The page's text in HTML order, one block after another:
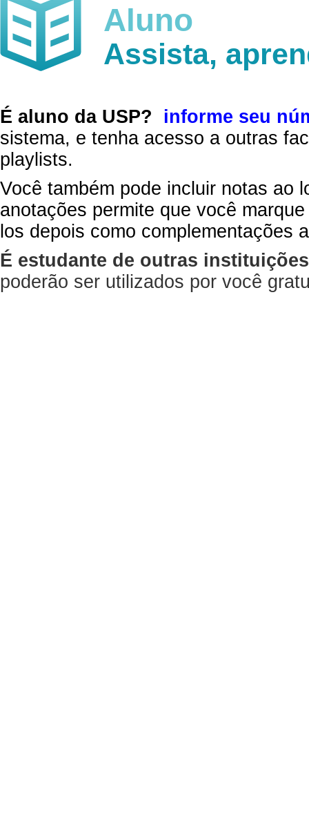
Aluno
Assista,
É aluno da USP?
informe seu
sistema, e tenha acesso a outras
playlists.
Você também pode incluir notas ao
anotações permite que você
los depois como complementações
É estudante de outras
poderão ser utilizados por você